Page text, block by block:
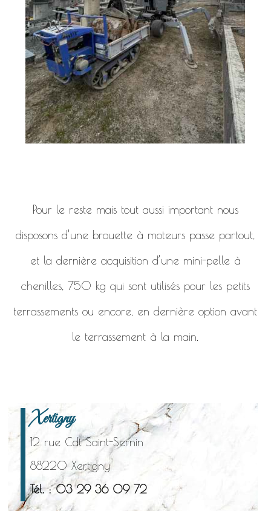
Pour le reste mais tout aussi important nous
disposons d’une brouette à moteurs passe partout,
et la dernière acquisition d’une mini-pelle à
chenilles, 750 kg qui sont utilisés pour les petits
terrassements ou encore, en dernière option avant
le terrassement à la main.
Xertigny
12 rue Cdt Saint-Sernin
88220 Xertigny
Tél. : 03 29 36 09 72